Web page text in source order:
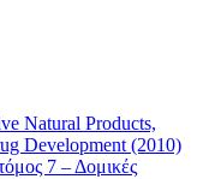
Natural Products,
Development (2010)
7 – Δομικές